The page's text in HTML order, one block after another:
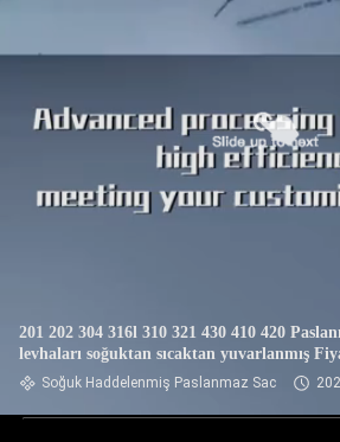
201 202 304 316l 310 321 430 410 420
levhaları soğuktan sıcaktan yuvarlanmış
Soğuk Haddelenmiş Paslanmaz Sac